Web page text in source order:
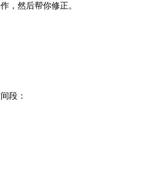
，然后帮你修正。
段：